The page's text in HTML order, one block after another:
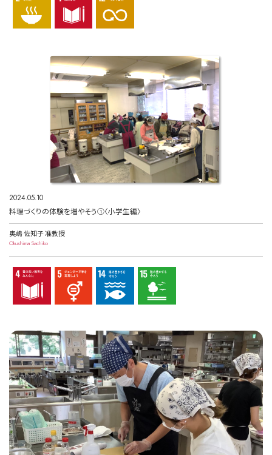
2024.05.10
料理づくりの体験を増やそう①〈小学生編〉
奥嶋 佐知子 准教授
Okushima Sachiko